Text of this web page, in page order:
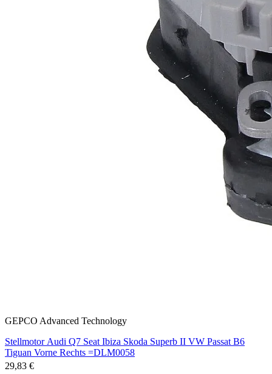
GEPCO Advanced Technology
Stellmotor Audi Q7 Seat Ibiza Skoda Superb II VW Passat B6
Tiguan Vorne Rechts =DLM0058
29,83 €